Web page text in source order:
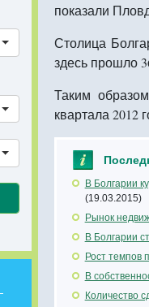
показали
Столица
здесь прошло
Таким
квартала 2012
В Болгарии
(19.03.2015)
Рынок
В Болгарии
Рост темпов
В
Количество